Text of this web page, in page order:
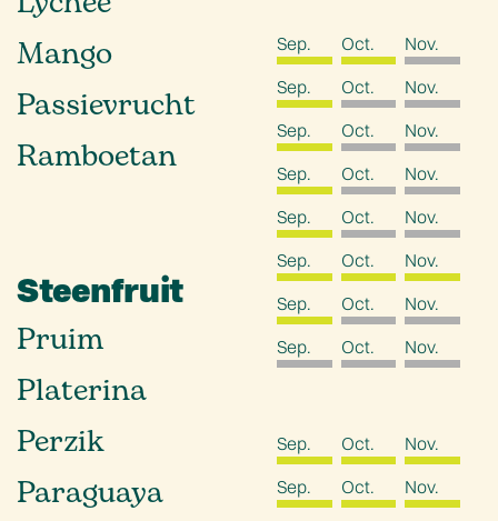
Mango
Passievrucht
Ramboetan
Steenfruit
Pruim
Platerina
Perzik
Paraguaya
Sep. Oct.
Nov.
Sep.
Oct.
Nov.
Sep.
Oct.
Nov.
Sep.
Oct.
Nov.
Sep.
Oct.
Nov.
Sep.
Oct.
Nov.
Sep.
Oct.
Nov.
Sep.
Oct. Nov.
Sep. Oct.
Nov.
Sep.
Oct. Nov.